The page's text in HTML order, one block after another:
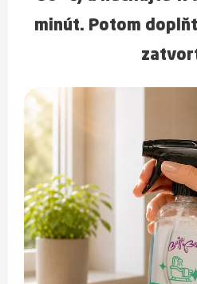
minút. Potom